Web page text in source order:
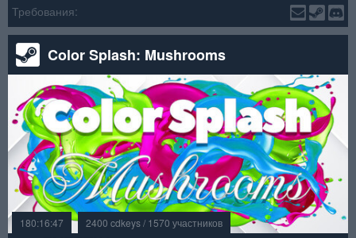
Требования:
Color Splash: Mushrooms
180:16:47 2400 cdkeys / 1570 участников